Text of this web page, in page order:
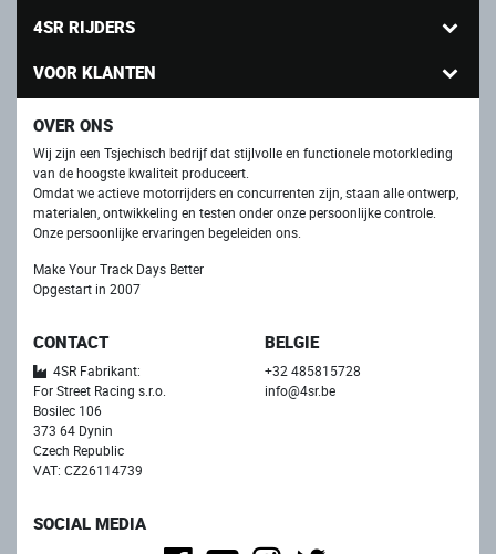
4SR RIJDERS
VOOR KLANTEN
OVER ONS
Wij zijn een Tsjechisch bedrijf dat stijlvolle en functionele motorkleding
van de hoogste kwaliteit produceert.
Omdat we actieve motorrijders en concurrenten zijn, staan ​​alle ontwerp,
materialen, ontwikkeling en testen onder onze persoonlijke controle.
Onze persoonlijke ervaringen begeleiden ons.
Make Your Track Days Better
Opgestart in 2007
CONTACT
4SR Fabrikant:
For Street Racing s.r.o.
Bosilec 106
373 64 Dynin
Czech Republic
VAT: CZ26114739
BELGIE
+32 485815728
info@4sr.be
SOCIAL MEDIA